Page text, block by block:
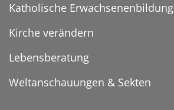
Katholische Erwachsenenbildung
Kirche verändern
Lebensberatung
Weltanschauungen & Sekten